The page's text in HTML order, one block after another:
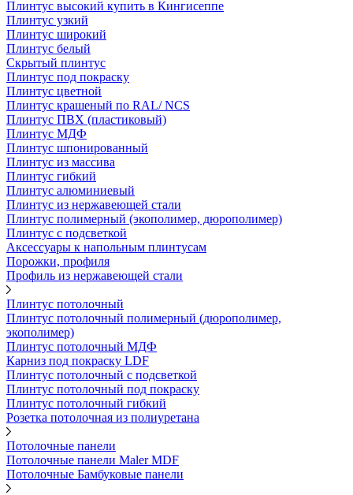
Плинтус высокий купить в Кингисеппе
Плинтус узкий
Плинтус широкий
Плинтус белый
Скрытый плинтус
Плинтус под покраску
Плинтус цветной
Плинтус крашеный по RAL/ NCS
Плинтус ПВХ (пластиковый)
Плинтус МДФ
Плинтус шпонированный
Плинтус из массива
Плинтус гибкий
Плинтус алюминиевый
Плинтус из нержавеющей стали
Плинтус полимерный (экополимер, дюрополимер)
Плинтус с подсветкой
Аксессуары к напольным плинтусам
Порожки, профиля
Профиль из нержавеющей стали
Плинтус потолочный
Плинтус потолочный полимерный (дюрополимер,
экополимер)
Плинтус потолочный МДФ
Карниз под покраску LDF
Плинтус потолочный с подсветкой
Плинтус потолочный под покраску
Плинтус потолочный гибкий
Розетка потолочная из полиуретана
Потолочные панели
Потолочные панели Maler MDF
Потолочные Бамбуковые панели